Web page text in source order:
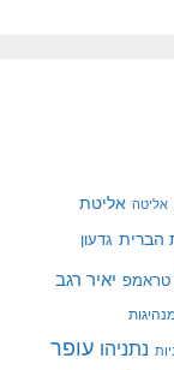
אליטה אליטת
הברית גדעון
טראמפ יאיר רגב
נתניהו עופר